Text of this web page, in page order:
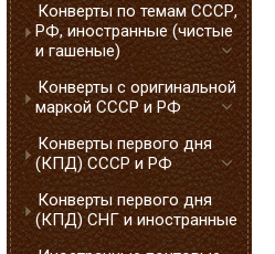
Конверты по темам СССР,
РФ, иностранные (чистые
и гашеные)
Конверты с оригинальной
маркой СССР и РФ
Конверты первого дня
(КПД) СССР и РФ
Конверты первого дня
(КПД) СНГ и иностранные